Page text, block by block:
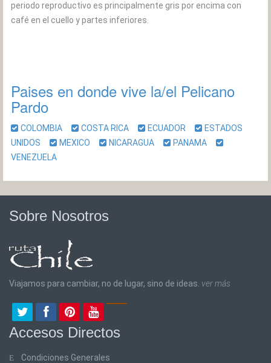
periodo reproductivo es principalmente gris por encima con
café en el cuello y partes inferiores.
Paises en donde vive la/el Pelicano
Pardo
COLOMBIA COSTA RICA ECUADOR
ESTADOS
UNIDOS
MEXICO NICARAGUA
PANAMA
VENEZUELA
Sobre Nosotros
Viajamos para cambiar, no de lugar, sino de ideas. ver más
Accesos Directos
Condiciones Generales